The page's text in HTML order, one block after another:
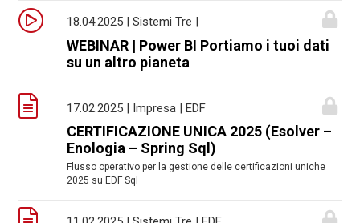
18.04.2025 | Sistemi Tre |
WEBINAR | Power BI Portiamo i tuoi dati
su un altro pianeta
17.02.2025 | Impresa | EDF
CERTIFICAZIONE UNICA 2025 (Esolver –
Enologia – Spring Sql)
Flusso operativo per la gestione delle certificazioni uniche
2025 su EDF Sql